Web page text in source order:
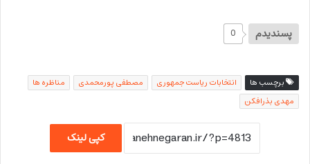
پسندیدم 0
برچسب ها انتخابات ریاست جمهوری مصطفی پورمحمدی
مناظره ها
مهدی بذرافکن
کپی لینک